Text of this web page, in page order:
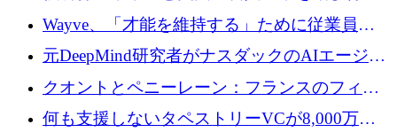
るためにCommon Pathを開始
Wayve、「才能を維持する」ために従業員に
8,500万ドルの株式公開買い付けを実施
元DeepMind研究者がナスダックのAIエージェ
ントを拡張するためにCreandumの資金調達で
記録を獲得
クオントとペニーレーン：フランスのフィン
テックの友人と敵
何も支援しないタペストリーVCが8,000万ド